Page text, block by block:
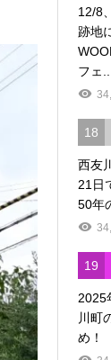
12/8
跡地
フェ...
18
西友
21日
50年
19
2025
川町
め！